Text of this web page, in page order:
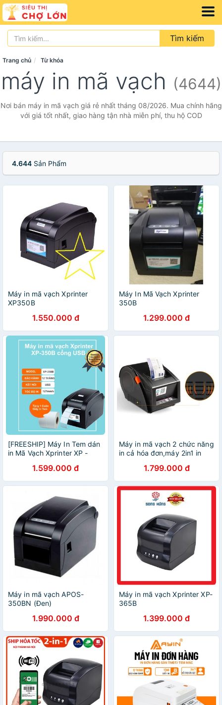
Tìm kiếm
Trang chủ Từ khóa
máy in mã vạch (4644)
Nơi bán máy in mã vạch giá rẻ nhất tháng 08/2026. Mua chính hãng
với giá tốt nhất, giao hàng tận nhà miễn phí, thu hộ COD
4.644 Sản Phẩm
Máy in mã vạch Xprinter
XP350B
1.550.000 đ
Máy In Mã Vạch Xprinter
350B
1.299.000 đ
[FREESHIP] Máy In Tem dán
in Mã Vạch Xprinter XP -
Tem Mã Vạch Chuyên Dụng
in Tem Mã Vạch
1.599.000 đ
Máy in mã vạch 2 chức năng
in cả hóa đơn,máy 2in1 in
Gprinter GP3120TU
1.799.000 đ
Máy in mã vạch APOS-
350BN (Đen)
1.990.000 đ
Máy in mã vạch Xprinter XP-
365B
1.399.000 đ